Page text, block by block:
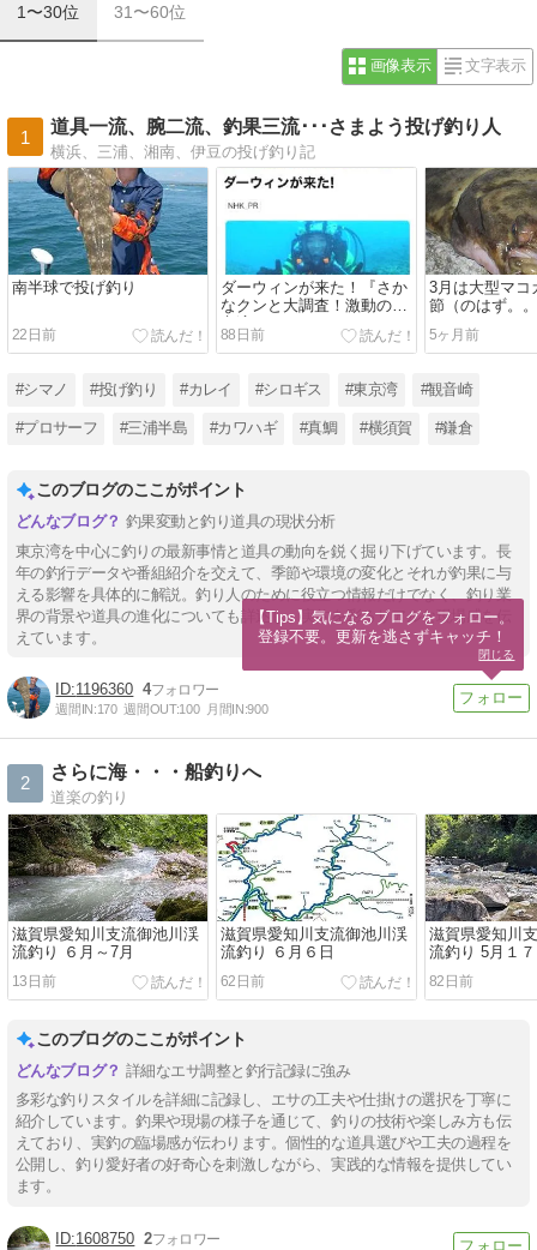
1〜30位 31〜60位
画像表示 文字表示
1
道具一流、腕二流、釣果三流･･･さまよう投げ釣り人
横浜、三浦、湘南、伊豆の投げ釣り記
南半球で投げ釣り
22日前
ダーウィンが来た！『さか
なクンと大調査！激動の東
京湾』
88日前
3月は大型マコ
節（のはず。
5ヶ月前
#シマノ #投げ釣り #カレイ #シロギス #東京湾 #観音崎
#プロサーフ #三浦半島 #カワハギ #真鯛 #横須賀 #鎌倉
このブログのここがポイント
釣果変動と釣り道具の現状分析
東京湾を中心に釣りの最新事情と道具の動向を鋭く掘り下げています。長
年の釣行データや番組紹介を交えて、季節や環境の変化とそれが釣果に与
える影響を具体的に解説。釣り人のために役立つ情報だけでなく、釣り業
界の背景や道具の進化についても詳述し、実釣を彩るリアルな現場感を伝
えています。
1196360 4
週間IN:170 週間OUT:100 月間IN:900
2
さらに海・・・船釣りへ
道楽の釣り
滋賀県愛知川支流御池川渓
流釣り ６月～7月
13日前
滋賀県愛知川支流御池川渓
流釣り ６月６日
62日前
滋賀県愛知川
流釣り 5月１
82日前
このブログのここがポイント
詳細なエサ調整と釣行記録に強み
多彩な釣りスタイルを詳細に記録し、エサの工夫や仕掛けの選択を丁寧に
紹介しています。釣果や現場の様子を通じて、釣りの技術や楽しみ方も伝
えており、実釣の臨場感が伝わります。個性的な道具選びや工夫の過程を
公開し、釣り愛好者の好奇心を刺激しながら、実践的な情報を提供してい
ます。
1608750 2
【Tips】気になるブログをフォロー。
登録不要。更新を逃さずキャッチ！
閉じる